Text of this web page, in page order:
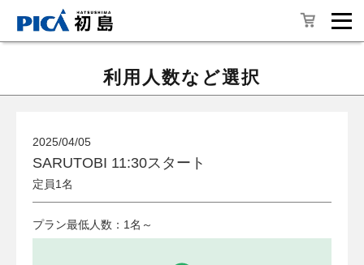
利用人数など選択
2025/04/05
SARUTOBI 11:30スタート
定員1名
プラン最低人数：1名～